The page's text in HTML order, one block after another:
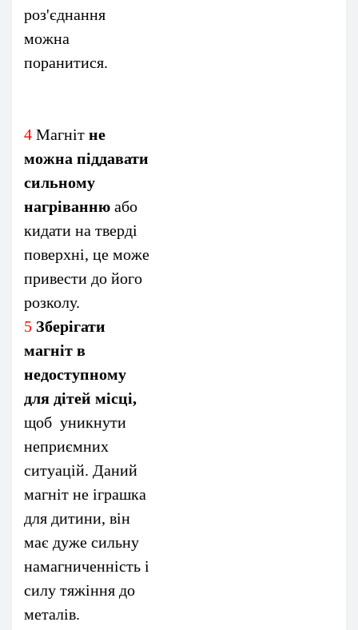
роз'єднання
можна
поранитися.
4 Магніт не
можна піддавати
сильному
нагріванню або
кидати на тверді
поверхні, це може
привести до його
розколу.
5 Зберігати
магніт в
недоступному
для дітей місці,
щоб уникнути
неприємних
ситуацій. Даний
магніт не іграшка
для дитини, він
має дуже сильну
намагниченність і
силу тяжіння до
металів.